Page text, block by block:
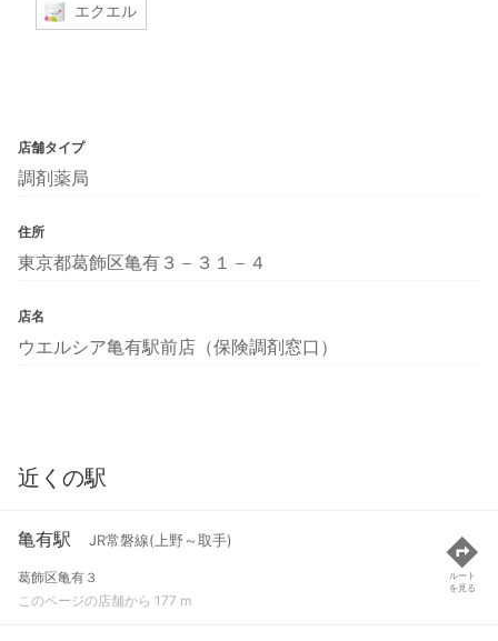
エクエル
店舗タイプ
調剤薬局
住所
東京都葛飾区亀有３－３１－４
店名
ウエルシア亀有駅前店（保険調剤窓口）
近くの駅
亀有駅 JR常磐線(上野～取手)
葛飾区亀有３
このページの店舗から 177 m
ルート
を見る